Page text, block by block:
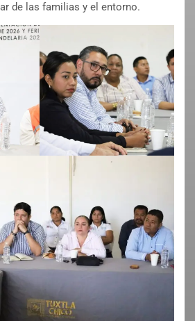
de las familias y el entorno.